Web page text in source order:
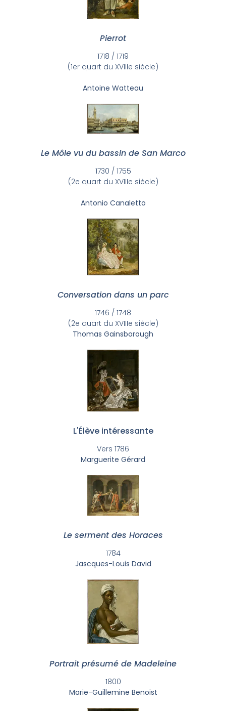
Pierrot
1718 / 1719
(1er quart du XVIIIe siècle)
Antoine Watteau
Le Môle vu du bassin de San Marco
1730 / 1755
(2e quart du XVIIIe siècle)
Antonio Canaletto
Conversation dans un parc
1746 / 1748
(2e quart du XVIIIe siècle)
Thomas Gainsborough
L'Élève intéressante
Vers 1786
Marguerite Gérard
Le serment des Horaces
1784
Jascques-Louis David
Portrait présumé de Madeleine
1800
Marie-Guillemine Benoist